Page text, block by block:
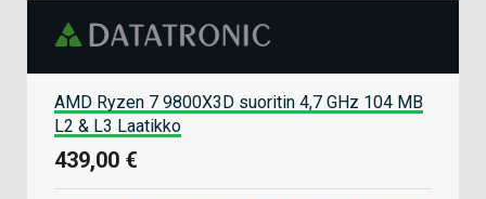
AMD Ryzen 7 9800X3D suoritin 4,7 GHz 104 MB
L2 & L3 Laatikko
439,00 €